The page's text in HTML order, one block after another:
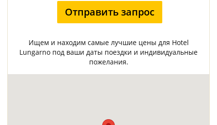
Отправить запрос
Ищем и находим самые лучшие цены для Hotel
Lungarno под ваши даты поездки и индивидуальные
пожелания.